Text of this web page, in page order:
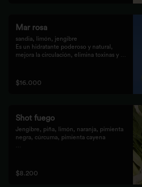
Mar rosa
sandia, limón, jengibre
Es un hidratante poderoso y natural,
mejora la circulación, elimina toxinas y
$16.000
Shot fuego
Jengibre, piña, limón, naranja, pimienta
negra, cúrcuma, pimienta cayena
inflamación del organismo.
recomendamos tomarlo solo con soda o
$8.200